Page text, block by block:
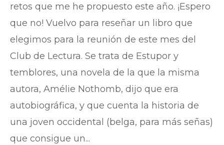
retos que me he propuesto este año. ¡Espero
que no! Vuelvo para reseñar un libro que
elegimos para la reunión de este mes del
Club de Lectura. Se trata de Estupor y
temblores, una novela de la que la misma
autora, Amélie Nothomb, dijo que era
autobiográfica, y que cuenta la historia de
una joven occidental (belga, para más señas)
que consigue un...